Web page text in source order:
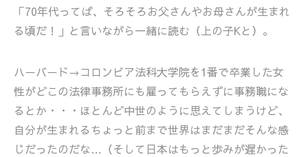
「70年代ってば、そろそろお父さんやお母さんが生まれ
る頃だ！」と言いながら一緒に読む（上の子Kと）。
ハーバード→コロンビア法科大学院を1番で卒業した女
性がどこの法律事務所にも雇ってもらえずに事務職にな
るとか・・・ほとんど中世のように思えてしまうけど、
自分が生まれるちょっと前まで世界はまだまだそんな感
じだったのだな…（そして日本はもっと歩みが遅かった